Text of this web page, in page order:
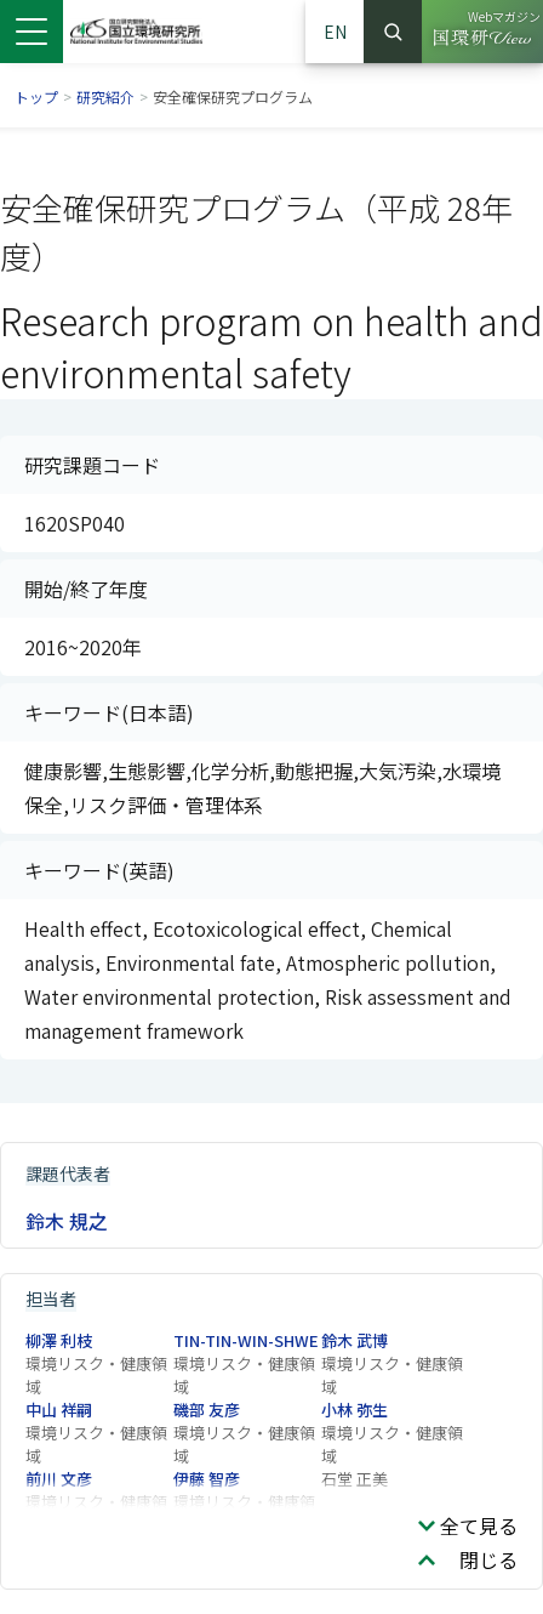
EN
サイト内検索
検索
Webマガジン
（別ウイ
トップ > 研究紹介 > 安全確保研究プログラム
安全確保研究プログラム（平成 28年
度）
Research program on health and
environmental safety
研究課題コード
1620SP040
開始/終了年度
2016~2020年
キーワード(日本語)
健康影響,生態影響,化学分析,動態把握,大気汚染,水環境
保全,リスク評価・管理体系
キーワード(英語)
Health effect, Ecotoxicological effect, Chemical
analysis, Environmental fate, Atmospheric pollution,
Water environmental protection, Risk assessment and
management framework
課題代表者
鈴木 規之
担当者
柳澤 利枝
環境リスク・健康領
域
TIN-TIN-WIN-SHWE
環境リスク・健康領
域
鈴木 武博
環境リスク・健康領
域
中山 祥嗣
環境リスク・健康領
域
磯部 友彦
環境リスク・健康領
域
小林 弥生
環境リスク・健康領
域
前川 文彦
環境リスク・健康領
伊藤 智彦
環境リスク・健康領
石堂 正美
環境リスク・健康領
域
全て見る
閉じる